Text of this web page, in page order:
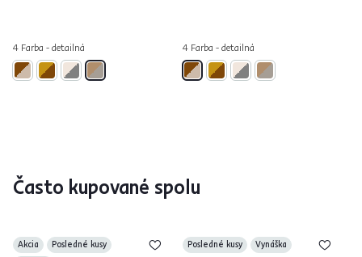
4 Farba - detailná 4 Farba - detailná
Často kupované spolu
Akcia
Posledné kusy
Posledné kusy Vynáška